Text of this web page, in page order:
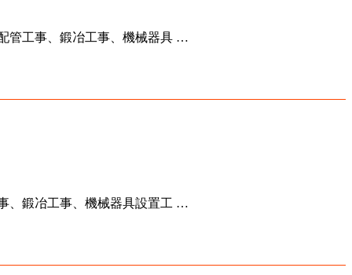
管工事、鍛冶工事、機械器具 …
、鍛冶工事、機械器具設置工 …